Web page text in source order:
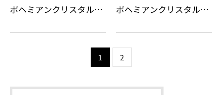
ボヘミアンクリスタルシ
トの技術はまさに職人の
光の屈折と反射を考慮し
ボヘミアンクリスタルシ
トの技術はまさに職人の
光の屈折と反射を考慮し
1 2